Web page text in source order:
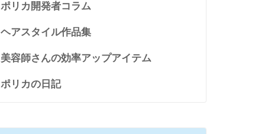
ポリカ開発者コラム
ヘアスタイル作品集
美容師さんの効率アップアイテム
ポリカの日記